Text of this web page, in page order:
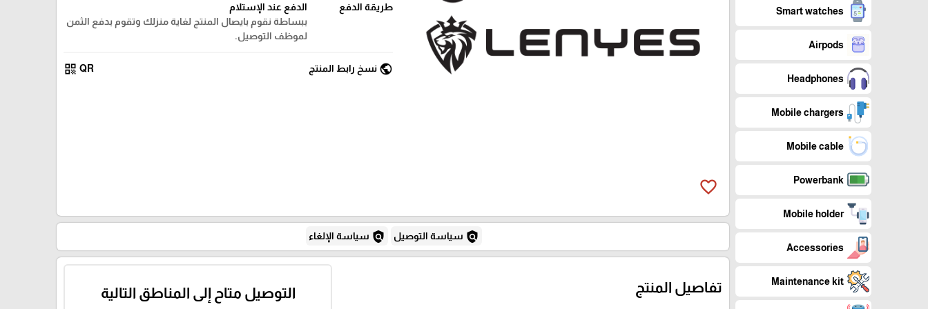
Smart watches
Airpods
Headphones
Mobile chargers
Mobile cable
Powerbank
Mobile holder
Accessories
Maintenance kit
favorite_border
طريقة الدفع
الدفع عند الإستلام
ببساطة نقوم بايصال المنتج لغاية منزلك وتقوم بدفع الثمن
لموظف التوصيل.
public نسخ رابط المنتج QR
qr_code
policy سياسة التوصيل policy سياسة الإلغاء
تفاصيل المنتج التوصيل متاح إلى المناطق التالية